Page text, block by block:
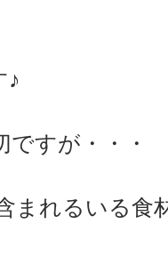
♪
すが・・・
まれるいる食